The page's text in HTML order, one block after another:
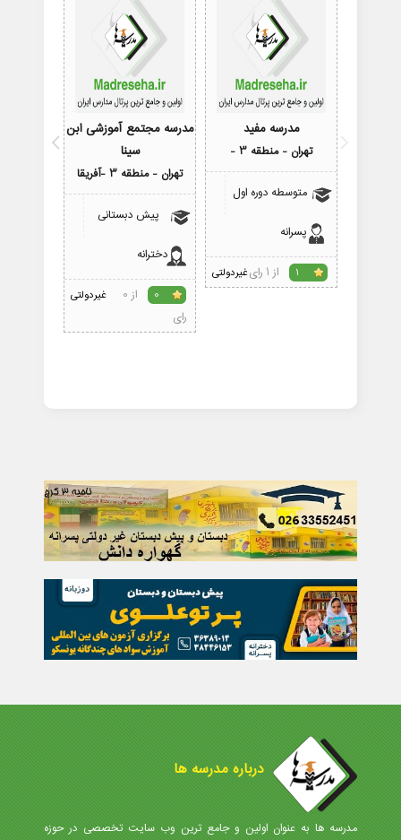
مدرسه مفید
تهران - منطقه 3 -
متوسطه دوره اول
پسرانه
غیردولتی 1 از 1 رای
مدرسه مجتمع آموزشی ابن
سینا
تهران - منطقه 3 -آفریقا
پیش دبستانی
دخترانه
غیردولتی 0
از 0
رای
درباره مدرسه ها
مدرسه ها به عنوان اولین و جامع ترین وب سایت تخصصی در حوزه